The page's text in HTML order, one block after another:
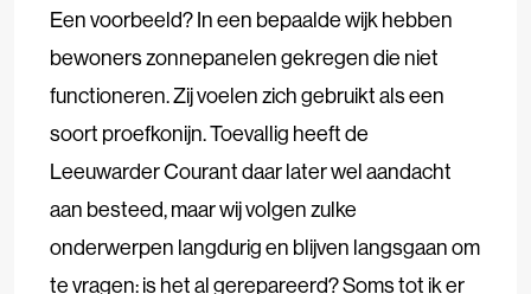
Een voorbeeld? In een bepaalde wijk hebben
bewoners zonnepanelen gekregen die niet
functioneren. Zij voelen zich gebruikt als een
soort proefkonijn. Toevallig heeft de
Leeuwarder Courant daar later wel aandacht
aan besteed, maar wij volgen zulke
onderwerpen langdurig en blijven langsgaan om
te vragen: is het al gerepareerd? Soms tot ik er